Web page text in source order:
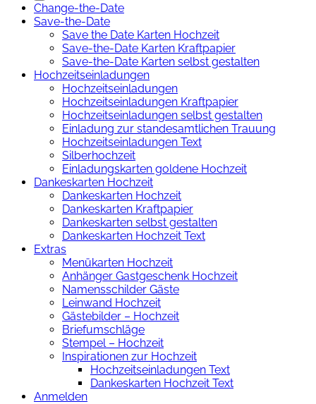
Change-the-Date
Save-the-Date
Save the Date Karten Hochzeit
Save-the-Date Karten Kraftpapier
Save-the-Date Karten selbst gestalten
Hochzeitseinladungen
Hochzeitseinladungen
Hochzeitseinladungen Kraftpapier
Hochzeitseinladungen selbst gestalten
Einladung zur standesamtlichen Trauung
Hochzeitseinladungen Text
Silberhochzeit
Einladungskarten goldene Hochzeit
Dankeskarten Hochzeit
Dankeskarten Hochzeit
Dankeskarten Kraftpapier
Dankeskarten selbst gestalten
Dankeskarten Hochzeit Text
Extras
Menükarten Hochzeit
Anhänger Gastgeschenk Hochzeit
Namensschilder Gäste
Leinwand Hochzeit
Gästebilder – Hochzeit
Briefumschläge
Stempel – Hochzeit
Inspirationen zur Hochzeit
Hochzeitseinladungen Text
Dankeskarten Hochzeit Text
Anmelden